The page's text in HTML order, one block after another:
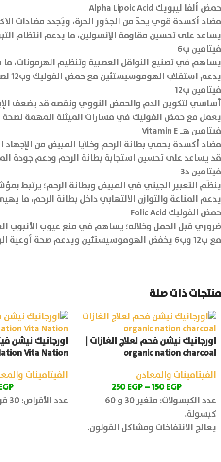
حمض ألفا ليبويك Alpha Lipoic Acid
مضاد أكسدة قوي يحدّ من الجذور الحرة، ويُجدد مضادات
يساعد على تحسين مقاومة الإنسولين، ما يدعم انتظام
فيتامين ب6
يساهم في تصنيع النواقل العصبية وتنظيم الهرمونات،
يدعم استقلاب الهوموسيستئين مع حمض الفوليك وب12 لصحة أوعية الرحم والمبايض.
فيتامين ب12
أساسي لتكوين الدم والحمض النووي ونقصه قد يضعف
يعمل مع حمض الفوليك في مسارات الميثلة المهمة لصحة
فيتامين هـ Vitamin E
مضاد أكسدة يحمي بطانة الرحم وخلايا المبيض من الإجهاد
قد يساعد على تحسين استجابة بطانة الرحم ودعم جودة
فيتامين د3
ينظّم التعبير الجيني في المبيض وبطانة الرحم؛ يرتبط
يدعم المناعة والتوازن الالتهابي داخل بطانة الرحم، ما
حمض الفوليك Folic Acid
ضروري قبل الحمل وخلاله؛ يساهم في منع عيوب الأنبوب
مع ب12 وب6 يخفض الهوموسيستئين ويدعم صحة أوعية الرحم، وهو ما يرتبط بخصوبة أفضل.
منتجات ذات صلة
اورجانيك نيشن فحم لعلاج الغازات |
organic nation charcoal
الفيتامينات والمعادن
150EGP
–
250EGP
عدد الكبسولات: متغير 30 و 60
كبسولة.
يعالج الانتفاخات ومشاكل القولون.
Vita Nation
الفيتامينات
عدد الأقراص: 30 قرص